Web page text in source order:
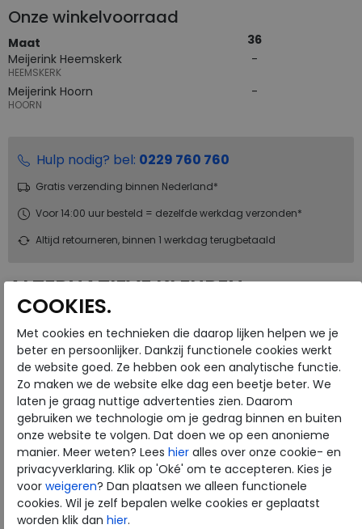
Onze winkelvoorraad
Maat
36
Meijerink Heemskerk
HEEMSKERK
Meijerink Hoorn
HOORN
Hulp nodig? bel: 0229 760 760
Gratis verzending binnen Nederland*
Voor 14:00 uur besteld = dezelfde werkdag verzonden*
Altijd retourneren, binnen 1 werkdag terugbetaald
ALTERNATIEVE KLEUREN
Fabrikantcode
21820359088
Bestelcode
230.55.000009
Kleur
Teaberry powder
Materiaal
COOKIES.
Met cookies en technieken die daarop lijken helpen we je
beter en persoonlijker. Dankzij functionele cookies werkt
de website goed. Ze hebben ook een analytische functie.
Zo maken we de website elke dag een beetje beter. We
laten je graag nuttige advertenties zien. Daarom
gebruiken we technologie om je gedrag binnen en buiten
onze website te volgen. Dat doen we op een anonieme
manier. Meer weten? Lees hier alles over onze cookie- en
privacyverklaring. Klik op 'Oké' om te accepteren. Kies je
voor weigeren? Dan plaatsen we alleen functionele
cookies. Wil je zelf bepalen welke cookies er geplaatst
worden klik dan hier.